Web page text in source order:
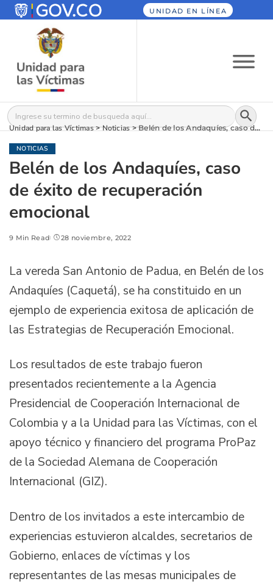
UNIDAD EN LÍNEA
Buscar: Botón
Unidad para las Víctimas>Noticias>Belén de los Andaquíes, caso de éxito de recuperación emocional
NOTICIAS
Belén de los Andaquíes, caso
de éxito de recuperación
emocional
9 Min Read 28 noviembre, 2022
La vereda San Antonio de Padua, en Belén de los
Andaquíes (Caquetá), se ha constituido en un
ejemplo de experiencia exitosa de aplicación de
las Estrategias de Recuperación Emocional.
Los resultados de este trabajo fueron
presentados recientemente a la Agencia
Presidencial de Cooperación Internacional de
Colombia y a la Unidad para las Víctimas, con el
apoyo técnico y financiero del programa ProPaz
de la Sociedad Alemana de Cooperación
Internacional (GIZ).
Dentro de los invitados a este intercambio de
experiencias estuvieron alcaldes, secretarios de
Gobierno, enlaces de víctimas y los
representantes de las mesas municipales de